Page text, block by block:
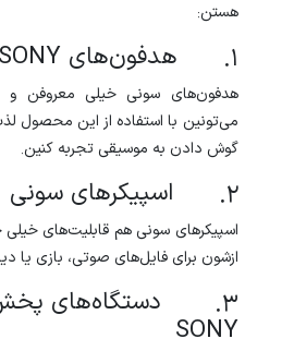
هستن:
1. هدفون‌های SONY
هدفون‌های سونی خیلی معروفن و
می‌تونین با استفاده از این محصول
گوش دادن به موسیقی تجربه کنین.
2. اسپیکرهای سونی
اسپیکرهای سونی هم قابلیت‌های
ازشون برای فایل‌های صوتی، بازی یا
3. دستگاه‌های
SONY